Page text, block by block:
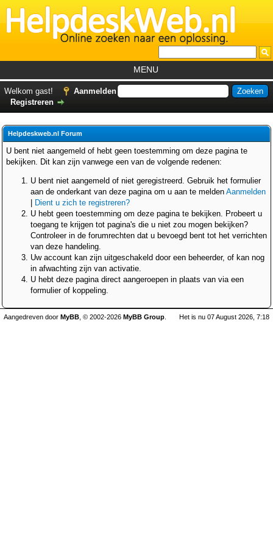
MENU
Helpdesks
Forum
Welkom gast!
Aanmelden
Registreren
Helpdeskweb.nl Forum
U bent niet aangemeld of hebt geen toestemming om deze pagina te
bekijken. Dit kan zijn vanwege een van de volgende redenen:
U bent niet aangemeld of niet geregistreerd. Gebruik het formulier
aan de onderkant van deze pagina om u aan te melden Aanmelden
Dient u zich te registreren?
U hebt geen toestemming om deze pagina te bekijken. Probeert u
toegang te krijgen tot pagina's die u niet zou mogen bekijken?
Controleer in de forumrechten dat u bevoegd bent tot het verrichten
van deze handeling.
Uw account kan zijn uitgeschakeld door een beheerder, of kan nog
in afwachting zijn van activatie.
U hebt deze pagina direct aangeroepen in plaats van via een
formulier of koppeling.
Het is nu 07 August 2026, 7:18
Aangedreven door MyBB , © 2002-2026 MyBB Group